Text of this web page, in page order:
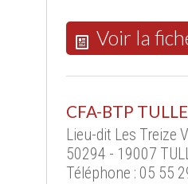
Voir la
CFA-BTP TULLE
Lieu-dit Les Treize
50294 - 19007
Téléphone : 05 55